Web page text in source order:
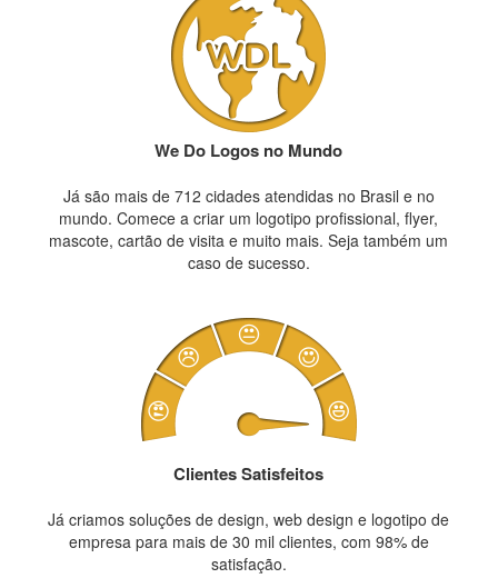
We Do Logos no Mundo
Já são mais de 712 cidades atendidas no Brasil e no
mundo. Comece a criar um logotipo profissional, flyer,
mascote, cartão de visita e muito mais. Seja também um
caso de sucesso.
Clientes Satisfeitos
Já criamos soluções de design, web design e logotipo de
empresa para mais de 30 mil clientes, com 98% de
satisfação.